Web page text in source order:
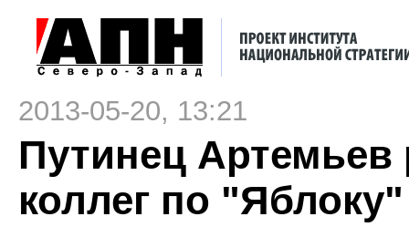
2013-05-20, 13:21
Путинец Артемьев
коллег по